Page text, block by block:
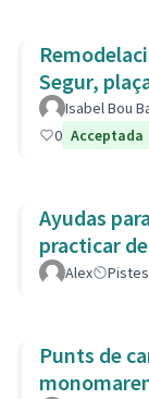
Segur,
Isabel Bou
0 Acceptada
Ayudas
practicar
Alex
Punts de